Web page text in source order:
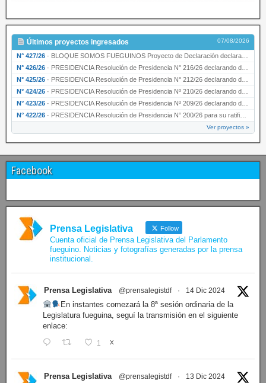
Últimos proyectos ingresados 07/08/2026
N° 427/26 · BLOQUE SOMOS FUEGUINOS Proyecto de Declaración declarando de interés provincial PRESIDENCI…
N° 426/26 · PRESIDENCIA Resolución de Presidencia N° 216/26 declarando de interés provincial la labor …
N° 425/26 · PRESIDENCIA Resolución de Presidencia N° 212/26 declarando de interés provincial el “50° A…
N° 424/26 · PRESIDENCIA Resolución de Presidencia Nº 210/26 declarando de interés provincial el proyec…
N° 423/26 · PRESIDENCIA Resolución de Presidencia Nº 209/26 declarando de interés provincial la presen…
N° 422/26 · PRESIDENCIA Resolución de Presidencia N° 200/26 para su ratificación.
Ver proyectos »
Facebook
Prensa Legislativa Follow
Cuenta oficial de Prensa Legislativa del Parlamento
fueguino. Noticias y fotografías generadas por la prensa
institucional.
Prensa Legislativa @prensalegistdf · 14 Dic 2024
En instantes comezará la 8ª sesión ordinaria de la
Legislatura fueguina, seguí la transmisión en el siguiente
enlace:
1 X
Prensa Legislativa @prensalegistdf · 13 Dic 2024